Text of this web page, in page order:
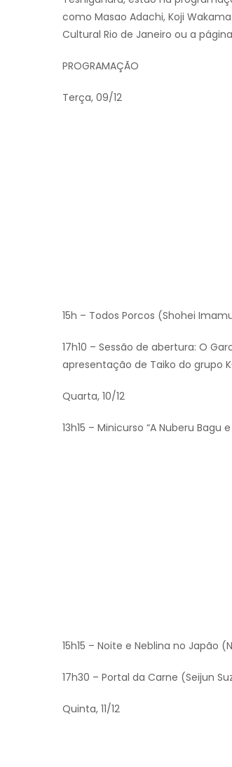
como Masao Adachi, Koji
Cultural Rio de Janeiro ou a
PROGRAMAÇÃO
Terça, 09/12
15h – Todos Porcos (Shohei
17h10 – Sessão de abertura: O
apresentação de Taiko do grupo
Quarta, 10/12
13h15 – Minicurso “A Nuberu Bagu
15h15 – Noite e Neblina no Japão
17h30 – Portal da Carne (Seijun
Quinta, 11/12